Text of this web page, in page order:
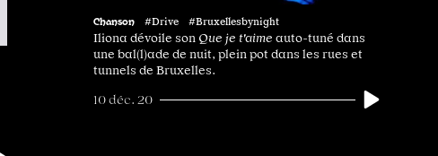
Chanson #Drive #Bruxellesbynight
Iliona dévoile son Que je t'aime auto-tuné dans
une bal(l)ade de nuit, plein pot dans les rues et
tunnels de Bruxelles.
10 déc. 20